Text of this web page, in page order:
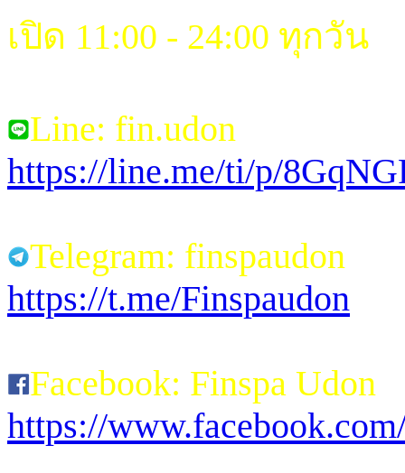
เปิด 11:00 - 24:00 ทุกวัน
Line: fin.udon
https://line.me/ti/p/
Telegram: finspaudon
https://t.me/Finspaudon
Facebook: Finspa Udon
https://